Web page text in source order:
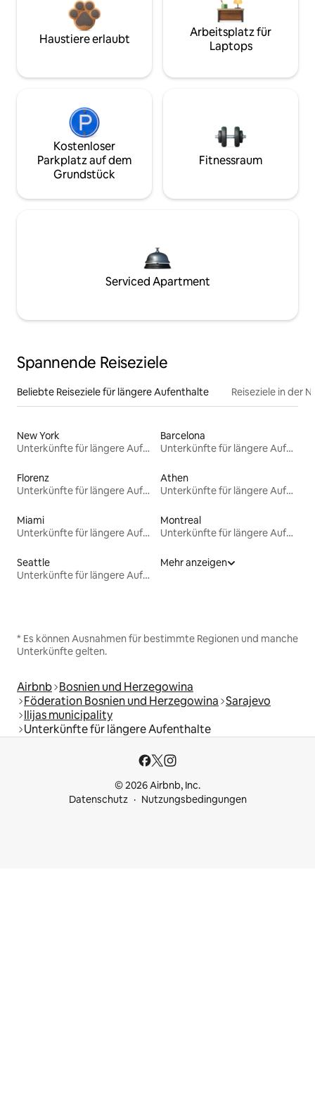
Haustiere erlaubt
Arbeitsplatz für
Laptops
Kostenloser
Parkplatz auf dem
Grundstück
Fitnessraum
Serviced Apartment
Spannende Reiseziele
Beliebte Reiseziele für längere Aufenthalte Reiseziele in der
New York
Unterkünfte für längere Aufenthalte
Barcelona
Unterkünfte für längere Aufenthalte
Florenz
Unterkünfte für längere Aufenthalte
Athen
Unterkünfte für längere Aufenthalte
Miami
Unterkünfte für längere Aufenthalte
Montreal
Unterkünfte für längere Aufenthalte
Seattle
Unterkünfte für längere Aufenthalte
Mehr anzeigen
* Es können Ausnahmen für bestimmte Regionen und manche
Unterkünfte gelten.
Airbnb Bosnien und Herzegowina
Föderation Bosnien und Herzegowina Sarajevo
Ilijas municipality
Unterkünfte für längere Aufenthalte
© 2026 Airbnb, Inc.
Datenschutz
Nutzungsbedingungen